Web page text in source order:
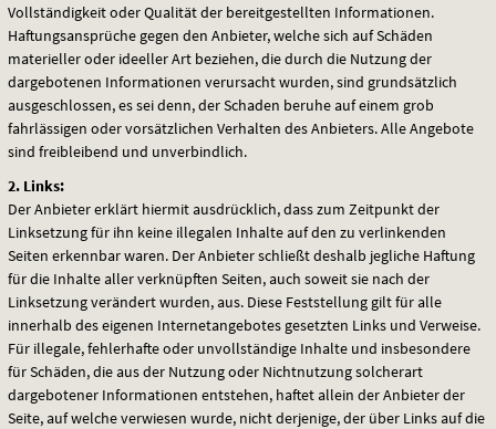
Vollständigkeit oder Qualität der bereitgestellten Informationen.
Haftungsansprüche gegen den Anbieter, welche sich auf Schäden
materieller oder ideeller Art beziehen, die durch die Nutzung der
dargebotenen Informationen verursacht wurden, sind grundsätzlich
ausgeschlossen, es sei denn, der Schaden beruhe auf einem grob
fahrlässigen oder vorsätzlichen Verhalten des Anbieters. Alle Angebote
sind freibleibend und unverbindlich.
2. Links:
Der Anbieter erklärt hiermit ausdrücklich, dass zum Zeitpunkt der
Linksetzung für ihn keine illegalen Inhalte auf den zu verlinkenden
Seiten erkennbar waren. Der Anbieter schließt deshalb jegliche Haftung
für die Inhalte aller verknüpften Seiten, auch soweit sie nach der
Linksetzung verändert wurden, aus. Diese Feststellung gilt für alle
innerhalb des eigenen Internetangebotes gesetzten Links und Verweise.
Für illegale, fehlerhafte oder unvollständige Inhalte und insbesondere
für Schäden, die aus der Nutzung oder Nichtnutzung solcherart
dargebotener Informationen entstehen, haftet allein der Anbieter der
Seite, auf welche verwiesen wurde, nicht derjenige, der über Links auf die